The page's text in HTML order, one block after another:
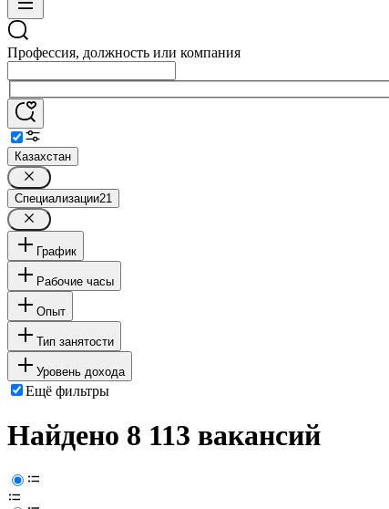
Профессия, должность или компания
Казахстан
Специализации21
График
Рабочие часы
Опыт
Тип занятости
Уровень дохода
Ещё фильтры
Найдено 8 113 вакансий